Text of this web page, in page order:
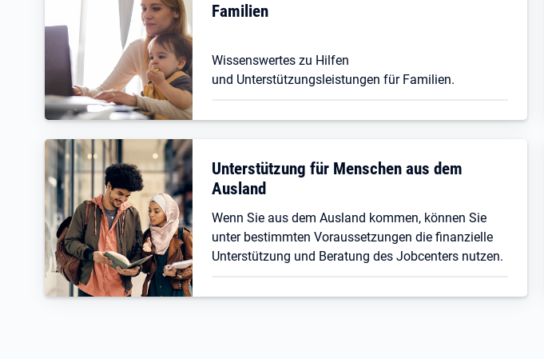
Familien
Wissenswertes zu Hilfen
und Unterstützungsleistungen für Familien.
Unterstützung für Menschen aus dem
Ausland
Wenn Sie aus dem Ausland kommen, können Sie
unter bestimmten Voraussetzungen die finanzielle
Unterstützung und Beratung des Jobcenters nutzen.